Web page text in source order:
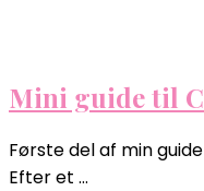
Mini guide til
Første del af min
Efter et …